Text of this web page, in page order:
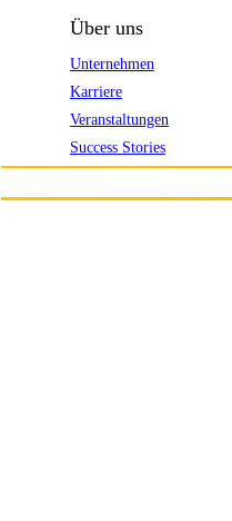
Über uns
Unternehmen
Karriere
Veranstaltungen
Success Stories